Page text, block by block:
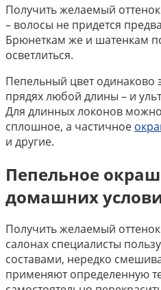
Получить желаемый
– волосы не придется
Брюнеткам же и шатенкам
осветлиться.
Пепельный цвет одинаково
прядях любой длины – и
Для длинных локонов
сплошное, а частичное
и другие.
Пепельное
домашних
Получить желаемый
салонах специалисты
составами, нередко
применяют определенную